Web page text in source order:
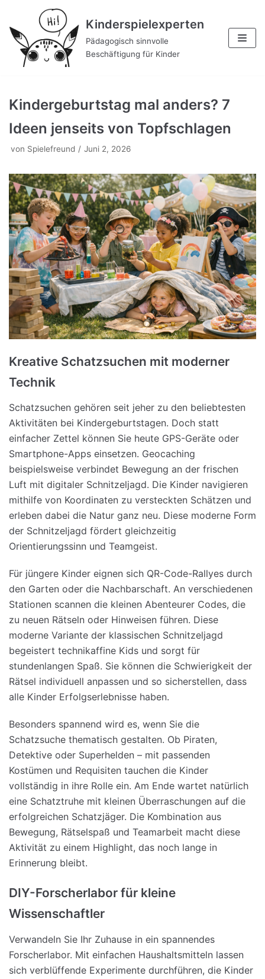
Inhalt
Kinderspielexperten
Pädagogisch sinnvolle
Beschäftigung für Kinder
Kindergeburtstag mal anders? 7
Ideen jenseits von Topfschlagen
von Spielefreund Juni 2, 2026
Kreative Schatzsuchen mit moderner
Technik
Schatzsuchen gehören seit jeher zu den beliebtesten
Aktivitäten bei Kindergeburtstagen. Doch statt
einfacher Zettel können Sie heute GPS-Geräte oder
Smartphone-Apps einsetzen. Geocaching
beispielsweise verbindet Bewegung an der frischen
Luft mit digitaler Schnitzeljagd. Die Kinder navigieren
mithilfe von Koordinaten zu versteckten Schätzen und
erleben dabei die Natur ganz neu. Diese moderne Form
der Schnitzeljagd fördert gleichzeitig
Orientierungssinn und Teamgeist.
Für jüngere Kinder eignen sich QR-Code-Rallyes durch
den Garten oder die Nachbarschaft. An verschiedenen
Stationen scannen die kleinen Abenteurer Codes, die
zu neuen Rätseln oder Hinweisen führen. Diese
moderne Variante der klassischen Schnitzeljagd
begeistert technikaffine Kids und sorgt für
stundenlangen Spaß. Sie können die Schwierigkeit der
Rätsel individuell anpassen und so sicherstellen, dass
alle Kinder Erfolgserlebnisse haben.
Besonders spannend wird es, wenn Sie die
Schatzsuche thematisch gestalten. Ob Piraten,
Detektive oder Superhelden – mit passenden
Kostümen und Requisiten tauchen die Kinder
vollständig in ihre Rolle ein. Am Ende wartet natürlich
eine Schatztruhe mit kleinen Überraschungen auf die
erfolgreichen Schatzjäger. Die Kombination aus
Bewegung, Rätselspaß und Teamarbeit macht diese
Aktivität zu einem Highlight, das noch lange in
Erinnerung bleibt.
DIY-Forscherlabor für kleine
Wissenschaftler
Verwandeln Sie Ihr Zuhause in ein spannendes
Forscherlabor. Mit einfachen Haushaltsmitteln lassen
sich verblüffende Experimente durchführen, die Kinder